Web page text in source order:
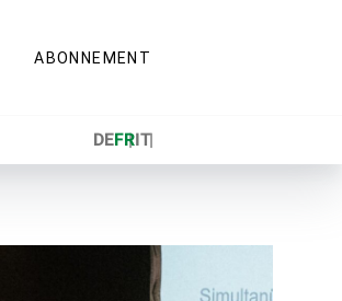
ABONNEMENT
DEFRIT